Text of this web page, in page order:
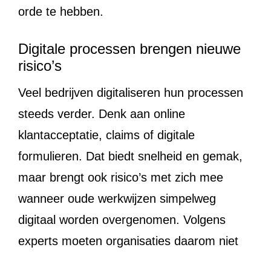
orde te hebben.
Digitale processen brengen nieuwe
risico’s
Veel bedrijven digitaliseren hun processen
steeds verder. Denk aan online
klantacceptatie, claims of digitale
formulieren. Dat biedt snelheid en gemak,
maar brengt ook risico’s met zich mee
wanneer oude werkwijzen simpelweg
digitaal worden overgenomen. Volgens
experts moeten organisaties daarom niet